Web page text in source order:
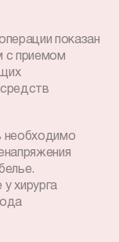
показан
с приемом
необходимо
хирурга